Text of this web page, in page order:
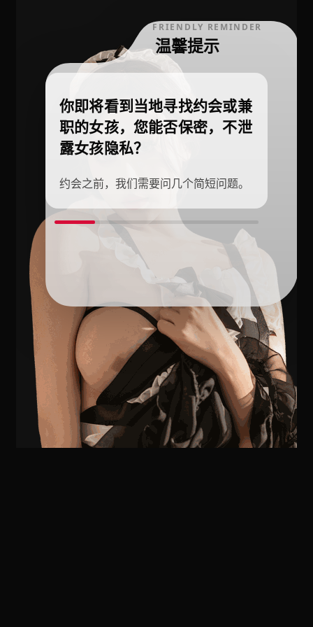
FRIENDLY REMINDER
温馨提示
你即将看到当地寻找约会或兼
职的女孩，您能否保密，不泄
露女孩隐私？
约会之前，我们需要问几个简短问题。